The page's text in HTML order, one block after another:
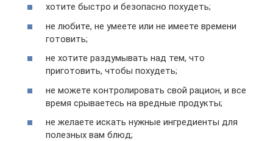
хотите быстро и безопасно похудеть;
не любите, не умеете или не имеете времени
готовить;
не хотите раздумывать над тем, что
приготовить, чтобы похудеть;
не можете контролировать свой рацион, и все
время срываетесь на вредные продукты;
не желаете искать нужные ингредиенты для
полезных вам блюд;